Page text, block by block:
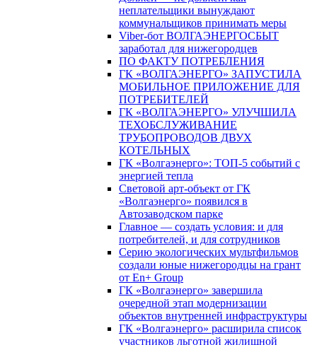
неплательщики вынуждают
коммунальщиков принимать меры
Viber-бот ВОЛГАЭНЕРГОСБЫТ
заработал для нижегородцев
ПО ФАКТУ ПОТРЕБЛЕНИЯ
ГК «ВОЛГАЭНЕРГО» ЗАПУСТИЛА
МОБИЛЬНОЕ ПРИЛОЖЕНИЕ ДЛЯ
ПОТРЕБИТЕЛЕЙ
ГК «ВОЛГАЭНЕРГО» УЛУЧШИЛА
ТЕХОБСЛУЖИВАНИЕ
ТРУБОПРОВОДОВ ДВУХ
КОТЕЛЬНЫХ
ГК «Волгаэнерго»: ТОП-5 событий с
энергией тепла
Световой арт-объект от ГК
«Волгаэнерго» появился в
Автозаводском парке
Главное — создать условия: и для
потребителей, и для сотрудников
Серию экологических мультфильмов
создали юные нижегородцы на грант
от En+ Group
ГК «Волгаэнерго» завершила
очередной этап модернизации
объектов внутренней инфраструктуры
ГК «Волгаэнерго» расширила список
участников льготной жилищной